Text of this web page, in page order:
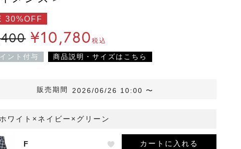
30%OFF
¥10,780税込
ント付与 商品説明・サイズはこちら
販売期間 2026/06/26 10:00 〜
ワイト×ネイビー×グリーン
F カートに入れる